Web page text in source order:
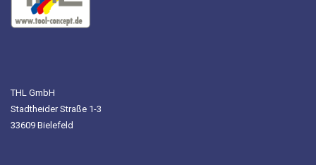
THL GmbH
Stadtheider Straße 1-3
33609 Bielefeld